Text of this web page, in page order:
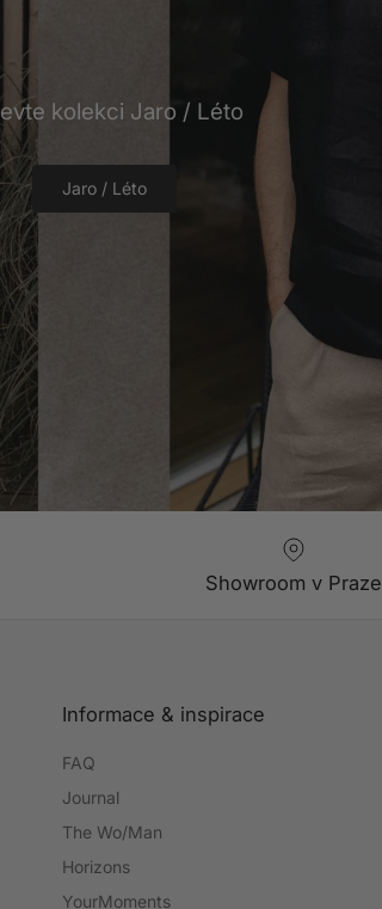
kolekci Jaro / Léto
Jaro / Léto
Showroom v Praze
Informace & inspirace
FAQ
Journal
The Wo/Man
Horizons
YourMoments